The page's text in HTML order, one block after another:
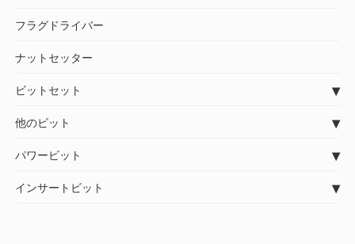
フラグドライバー
ナットセッター
ビットセット
他のビット
パワービット
インサートビット